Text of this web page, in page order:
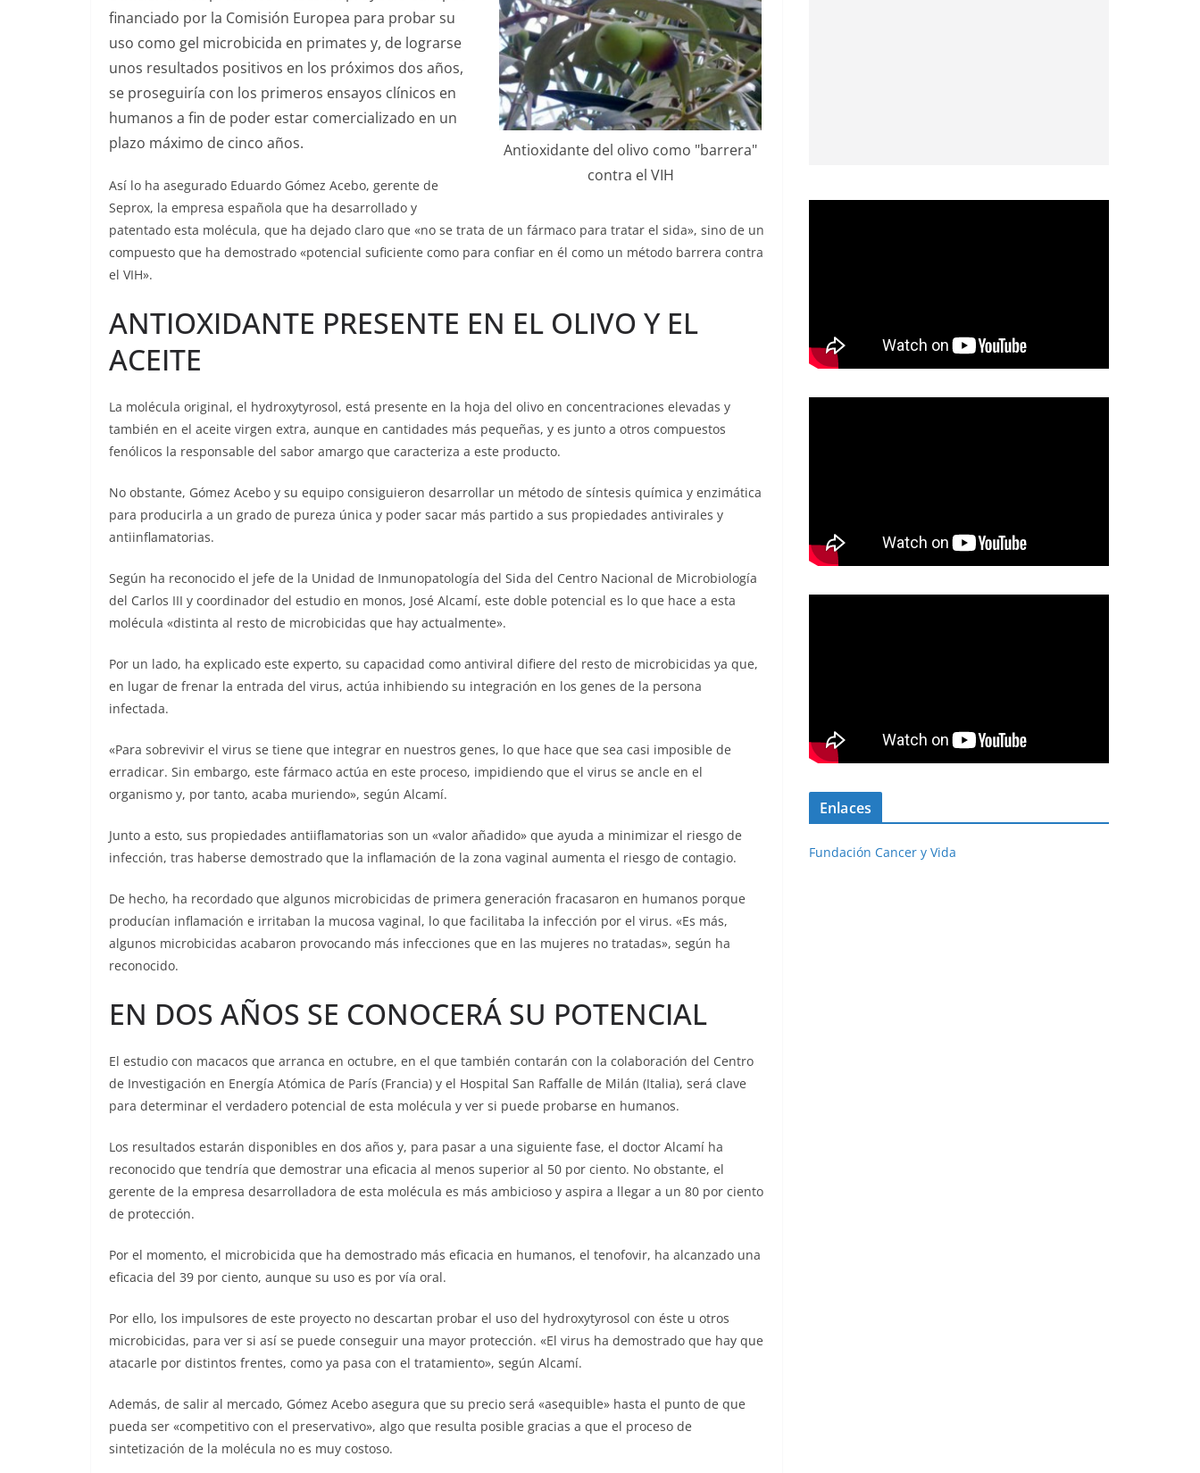
Antioxidante del olivo como "barrera"
contra el VIH
financiado por la Comisión Europea para probar su
uso como gel microbicida en primates y, de lograrse
unos resultados positivos en los próximos dos años,
se proseguiría con los primeros ensayos clínicos en
humanos a fin de poder estar comercializado en un
plazo máximo de cinco años.
Así lo ha asegurado Eduardo Gómez Acebo, gerente de
Seprox, la empresa española que ha desarrollado y
patentado esta molécula, que ha dejado claro que «no se trata de un fármaco para tratar el sida», sino de un
compuesto que ha demostrado «potencial suficiente como para confiar en él como un método barrera contra
el VIH».
ANTIOXIDANTE PRESENTE EN EL OLIVO Y EL
ACEITE
La molécula original, el hydroxytyrosol, está presente en la hoja del olivo en concentraciones elevadas y
también en el aceite virgen extra, aunque en cantidades más pequeñas, y es junto a otros compuestos
fenólicos la responsable del sabor amargo que caracteriza a este producto.
No obstante, Gómez Acebo y su equipo consiguieron desarrollar un método de síntesis química y enzimática
para producirla a un grado de pureza única y poder sacar más partido a sus propiedades antivirales y
antiinflamatorias.
Según ha reconocido el jefe de la Unidad de Inmunopatología del Sida del Centro Nacional de Microbiología
del Carlos III y coordinador del estudio en monos, José Alcamí, este doble potencial es lo que hace a esta
molécula «distinta al resto de microbicidas que hay actualmente».
Por un lado, ha explicado este experto, su capacidad como antiviral difiere del resto de microbicidas ya que,
en lugar de frenar la entrada del virus, actúa inhibiendo su integración en los genes de la persona
infectada.
«Para sobrevivir el virus se tiene que integrar en nuestros genes, lo que hace que sea casi imposible de
erradicar. Sin embargo, este fármaco actúa en este proceso, impidiendo que el virus se ancle en el
organismo y, por tanto, acaba muriendo», según Alcamí.
Junto a esto, sus propiedades antiiflamatorias son un «valor añadido» que ayuda a minimizar el riesgo de
infección, tras haberse demostrado que la inflamación de la zona vaginal aumenta el riesgo de contagio.
De hecho, ha recordado que algunos microbicidas de primera generación fracasaron en humanos porque
producían inflamación e irritaban la mucosa vaginal, lo que facilitaba la infección por el virus. «Es más,
algunos microbicidas acabaron provocando más infecciones que en las mujeres no tratadas», según ha
reconocido.
EN DOS AÑOS SE CONOCERÁ SU POTENCIAL
El estudio con macacos que arranca en octubre, en el que también contarán con la colaboración del Centro
de Investigación en Energía Atómica de París (Francia) y el Hospital San Raffalle de Milán (Italia), será clave
para determinar el verdadero potencial de esta molécula y ver si puede probarse en humanos.
Los resultados estarán disponibles en dos años y, para pasar a una siguiente fase, el doctor Alcamí ha
reconocido que tendría que demostrar una eficacia al menos superior al 50 por ciento. No obstante, el
gerente de la empresa desarrolladora de esta molécula es más ambicioso y aspira a llegar a un 80 por ciento
de protección.
Por el momento, el microbicida que ha demostrado más eficacia en humanos, el tenofovir, ha alcanzado una
eficacia del 39 por ciento, aunque su uso es por vía oral.
Por ello, los impulsores de este proyecto no descartan probar el uso del hydroxytyrosol con éste u otros
microbicidas, para ver si así se puede conseguir una mayor protección. «El virus ha demostrado que hay que
atacarle por distintos frentes, como ya pasa con el tratamiento», según Alcamí.
Además, de salir al mercado, Gómez Acebo asegura que su precio será «asequible» hasta el punto de que
pueda ser «competitivo con el preservativo», algo que resulta posible gracias a que el proceso de
sintetización de la molécula no es muy costoso.
Enlaces
Fundación Cancer y Vida